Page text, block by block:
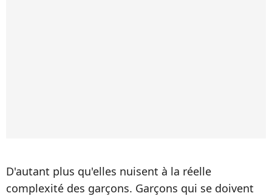
D'autant plus qu'elles nuisent à la réelle
complexité des garçons. Garçons qui se doivent